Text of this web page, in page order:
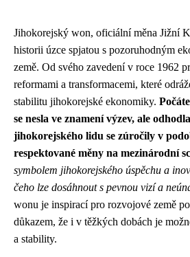
Jihokorejský won, oficiální měna Jižní
historii úzce spjatou s pozoruhodným
země. Od svého zavedení v roce 1962
reformami a transformacemi, které
stabilitu jihokorejské ekonomiky.
se nesla ve znamení výzev, ale
jihokorejského lidu se zúročily v
respektované měny na mezinárodní
symbolem jihokorejského úspěchu a
čeho lze dosáhnout s pevnou vizí a
wonu je inspirací pro rozvojové země
důkazem, že i v těžkých dobách je
a stability.